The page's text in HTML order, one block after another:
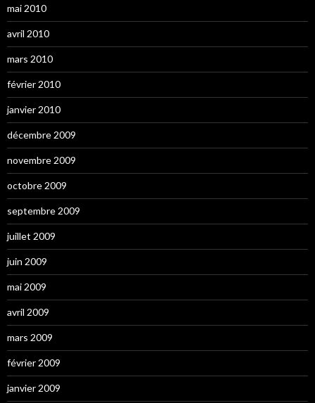
mai 2010
avril 2010
mars 2010
février 2010
janvier 2010
décembre 2009
novembre 2009
octobre 2009
septembre 2009
juillet 2009
juin 2009
mai 2009
avril 2009
mars 2009
février 2009
janvier 2009